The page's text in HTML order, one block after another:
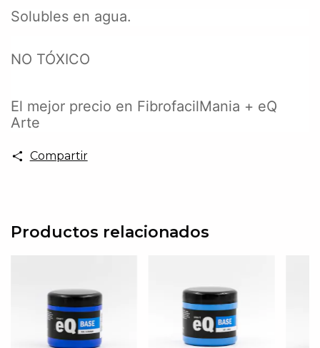
Solubles en agua.
NO TÓXICO
El mejor precio en FibrofacilMania + eQ
Arte
Compartir
Productos relacionados